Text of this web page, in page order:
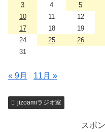
3
4 5
10
11 12
17
18 19
24
25 26
31
« 9月 11月 »
jizoamiラジオ室
スポ